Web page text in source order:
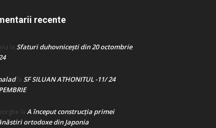
recente
la Sfaturi duhovnicești din 20 octombrie
la SF SILUAN ATHONITUL -11/ 24
la A început construcţia primei
ortodoxe din Japonia